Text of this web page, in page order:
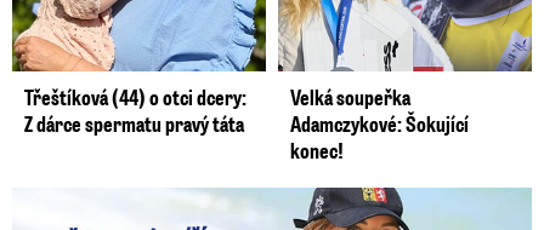
Třeštíková (44) o otci dcery:
Z dárce spermatu pravý táta
Velká soupeřka
Adamczykové: Šokující
konec!
Lucie Šlégrová míří na Primu. Překvapení pro sporťáky!